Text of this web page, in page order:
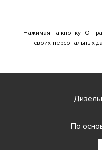
Нажимая на кнопку
своих персональных
По